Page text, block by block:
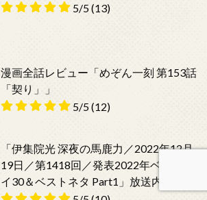
5/5(13)
漫画全話レビュー「めぞん一刻 第153話
「契り」」
5/5(12)
「伊集院光 深夜の馬鹿力／2022年12月
19日／第1418回／発表2022年ベストバ
イ30＆ベストネタ Part1」放送内容